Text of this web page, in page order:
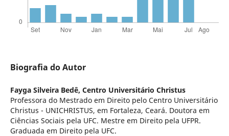
Biografia do Autor
Fayga Silveira Bedê, Centro Universitário Christus
Professora do Mestrado em Direito pelo Centro Universitário
Christus - UNICHRISTUS, em Fortaleza, Ceará. Doutora em
Ciências Sociais pela UFC. Mestre em Direito pela UFPR.
Graduada em Direito pela UFC.